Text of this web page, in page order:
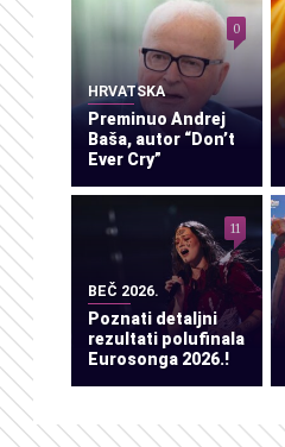
HRVATSKA
Preminuo Andrej
Baša, autor “Don’t
Ever Cry”
0
BEČ 2026.
Poznati detaljni
rezultati polufinala
Eurosonga 2026.!
11